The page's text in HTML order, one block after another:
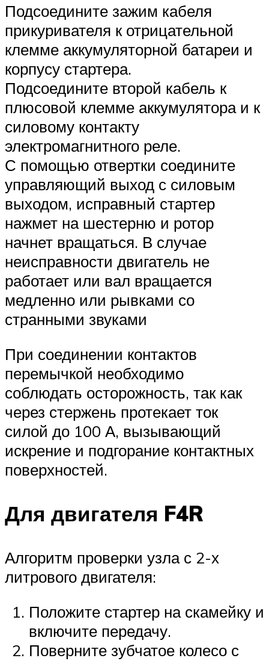
Подсоедините зажим кабеля
прикуривателя к отрицательной
клемме аккумуляторной батареи и
корпусу стартера.
Подсоедините второй кабель к
плюсовой клемме аккумулятора и к
силовому контакту
электромагнитного реле.
С помощью отвертки соедините
управляющий выход с силовым
выходом, исправный стартер
нажмет на шестерню и ротор
начнет вращаться. В случае
неисправности двигатель не
работает или вал вращается
медленно или рывками со
странными звуками
При соединении контактов
перемычкой необходимо
соблюдать осторожность, так как
через стержень протекает ток
силой до 100 А, вызывающий
искрение и подгорание контактных
поверхностей.
Для двигателя F4R
Алгоритм проверки узла с 2-х
литрового двигателя:
Положите стартер на скамейку и
включите передачу.
Поверните зубчатое колесо с